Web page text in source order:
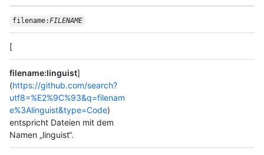
filename:FILENAME
[
filename:linguist]
(https://github.com/search?
utf8=%E2%9C%93&q=filenam
e%3Alinguist&type=Code)
entspricht Dateien mit dem
Namen „linguist“.